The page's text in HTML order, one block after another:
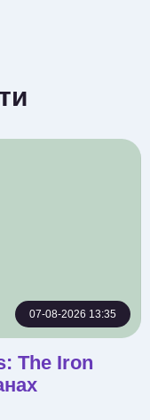
07-08-2026 13:35
The Iron